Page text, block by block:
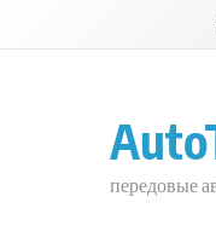
передовые